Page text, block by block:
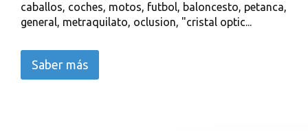
caballos, coches, motos, futbol, baloncesto, petanca,
general, metraquilato, oclusion, "cristal optic...
Saber más